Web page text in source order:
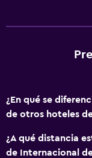
Gel de ducha
Acondicionador
¿En qué se
de otros hoteles
¿A qué distancia
de Internacional